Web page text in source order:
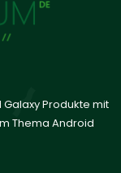
Produkte mit
Thema Android